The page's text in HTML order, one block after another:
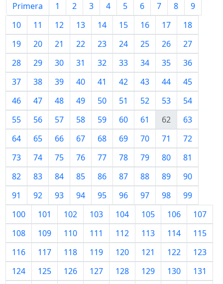
Primera 1 2 3 4 5 6 7 8
9
10
11 12 13 14 15 16 17
18
19
20 21 22 23 24 25 26
27
28
29 30 31 32 33 34 35
36
37
38 39 40 41 42 43 44
45
46
47 48 49 50 51 52 53
54
55
56 57 58 59 60 61 62
63
64
65 66 67 68 69 70 71
72
73
74 75 76 77 78 79 80
81
82
83 84 85 86 87 88 89
90
91
92 93 94 95 96 97 98
99
100
101 102 103 104 105 106
107
108
109 110 111 112 113 114
115
116
117 118 119 120 121 122
123
124
125 126 127 128 129 130
131